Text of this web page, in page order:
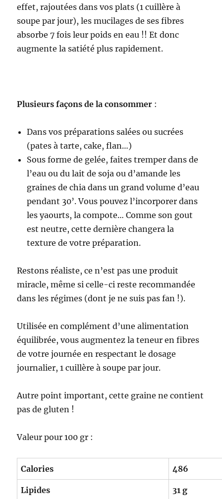
effet, rajoutées dans vos plats (1 cuillère à
soupe par jour), les mucilages de ses fibres
absorbe 7 fois leur poids en eau !! Et donc
augmente la satiété plus rapidement.
Plusieurs façons de la consommer :
Dans vos préparations salées ou sucrées
(pates à tarte, cake, flan…)
Sous forme de gelée, faites tremper dans de
l’eau ou du lait de soja ou d’amande les
graines de chia dans un grand volume d’eau
pendant 30’. Vous pouvez l’incorporer dans
les yaourts, la compote… Comme son gout
est neutre, cette dernière changera la
texture de votre préparation.
Restons réaliste, ce n’est pas une produit
miracle, même si celle-ci reste recommandée
dans les régimes (dont je ne suis pas fan !).
Utilisée en complément d’une alimentation
équilibrée, vous augmentez la teneur en fibres
de votre journée en respectant le dosage
journalier, 1 cuillère à soupe par jour.
Autre point important, cette graine ne contient
pas de gluten !
Valeur pour 100 gr :
Calories 486
Lipides 31 g